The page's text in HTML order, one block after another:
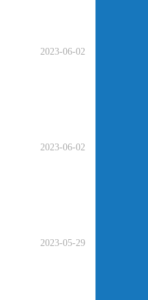
2023-06-02
2023-06-02
2023-05-29